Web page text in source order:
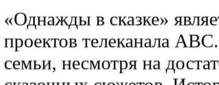
«Однажды в сказке»
проектов телеканала
семьи, несмотря на